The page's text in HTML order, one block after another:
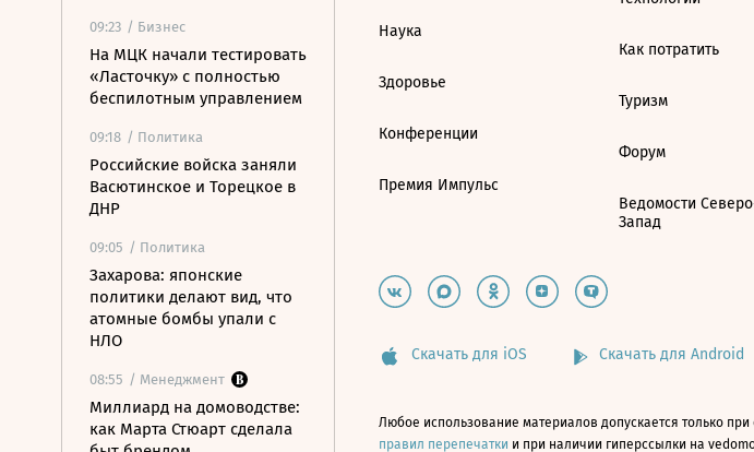
09:23 / Бизнес
На МЦК начали тестировать
«Ласточку» с полностью
беспилотным управлением
09:18 / Политика
Российские войска заняли
Васютинское и Торецкое в
ДНР
09:05 / Политика
Захарова: японские
политики делают вид, что
атомные бомбы упали с
НЛО
08:55 / Менеджмент
Миллиард на домоводстве:
как Марта Стюарт сделала
Наука
Здоровье
Конференции
Премия Импульс
Как потратить
Туризм
Форум
Ведомости
Запад
Скачать для iOS Скачать для Android
Любое использование материалов допускается только
правил перепечатки и при наличии гиперссылки на